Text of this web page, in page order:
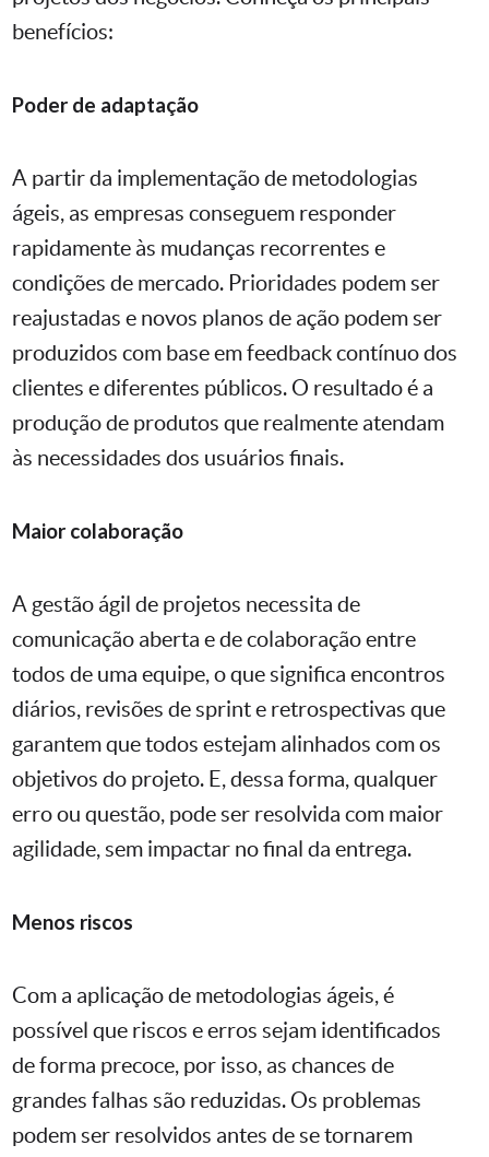
benefícios:
Poder de adaptação
A partir da implementação de metodologias
ágeis, as empresas conseguem responder
rapidamente às mudanças recorrentes e
condições de mercado. Prioridades podem ser
reajustadas e novos planos de ação podem ser
produzidos com base em feedback contínuo dos
clientes e diferentes públicos. O resultado é a
produção de produtos que realmente atendam
às necessidades dos usuários finais.
Maior colaboração
A gestão ágil de projetos necessita de
comunicação aberta e de colaboração entre
todos de uma equipe, o que significa encontros
diários, revisões de sprint e retrospectivas que
garantem que todos estejam alinhados com os
objetivos do projeto. E, dessa forma, qualquer
erro ou questão, pode ser resolvida com maior
agilidade, sem impactar no final da entrega.
Menos riscos
Com a aplicação de metodologias ágeis, é
possível que riscos e erros sejam identificados
de forma precoce, por isso, as chances de
grandes falhas são reduzidas. Os problemas
podem ser resolvidos antes de se tornarem